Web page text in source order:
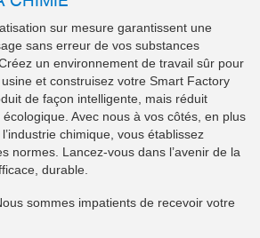
sur mesure garantissent une
sans erreur de vos substances
un environnement de travail sûr pour
et construisez votre Smart Factory
de façon intelligente, mais réduit
écologique. Avec nous à vos côtés, en plus
chimique, vous établissez
normes. Lancez-vous dans l’avenir de la
durable.
sommes impatients de recevoir votre